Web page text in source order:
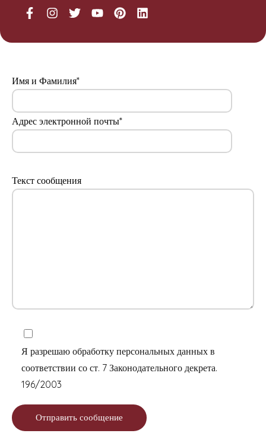
Имя и Фамилия*
Адрес электронной почты*
Текст сообщения
Я разрешаю обработку персональных данных в
соответствии со ст. 7 Законодательного декрета.
196/2003
Отправить сообщение